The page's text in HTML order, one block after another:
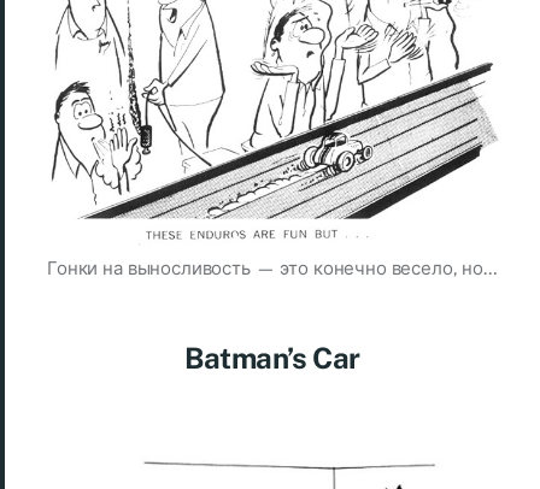
Гонки на выносливость — это конечно весело, но…
Batman’s Car